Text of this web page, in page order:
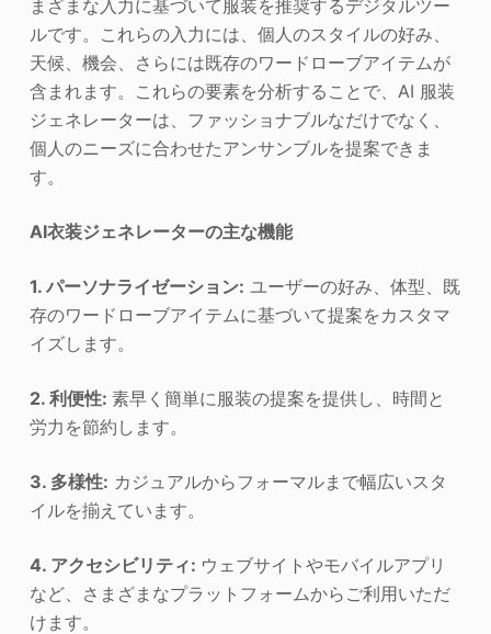
まざまな入力に基づいて服装を推奨するデジタルツー
ルです。これらの入力には、個人のスタイルの好み、
天候、機会、さらには既存のワードローブアイテムが
含まれます。これらの要素を分析することで、AI 服装
ジェネレーターは、ファッショナブルなだけでなく、
個人のニーズに合わせたアンサンブルを提案できま
す。
AI衣装ジェネレーターの主な機能
1. パーソナライゼーション: ユーザーの好み、体型、既
存のワードローブアイテムに基づいて提案をカスタマ
イズします。
2. 利便性: 素早く簡単に服装の提案を提供し、時間と
労力を節約します。
3. 多様性: カジュアルからフォーマルまで幅広いスタ
イルを揃えています。
4. アクセシビリティ: ウェブサイトやモバイルアプリ
など、さまざまなプラットフォームからご利用いただ
けます。